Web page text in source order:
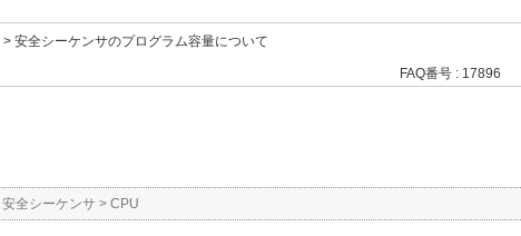
> 安全シーケンサのプログラム容量について
FAQ番号 : 17896
安全シーケンサ > CPU